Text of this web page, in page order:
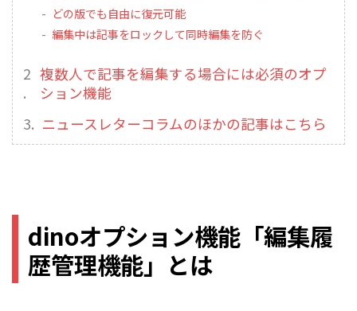
どの版でも自由に復元可能
編集中は記事をロックして同時編集を防ぐ
複数人で記事を編集する場合には必須のオプ
ション機能
ニュースレターコラムのほかの記事はこちら
dinoオプション機能「編集履
歴管理機能」とは